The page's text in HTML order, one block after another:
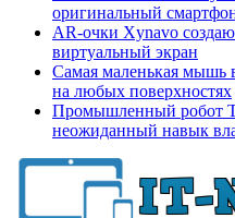
оригинальный
AR-очки Xynavo
виртуальный экран
Самая маленькая мышь
на любых поверхностях
Промышленный робот
неожиданный навык